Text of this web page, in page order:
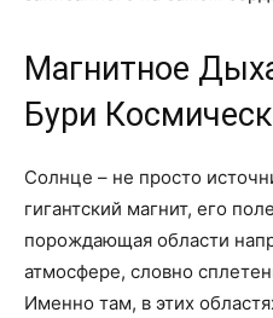
Магнитное
Бури
Солнце – не просто
гигантский магнит, его
порождающая области
атмосфере, словно
Именно там, в этих